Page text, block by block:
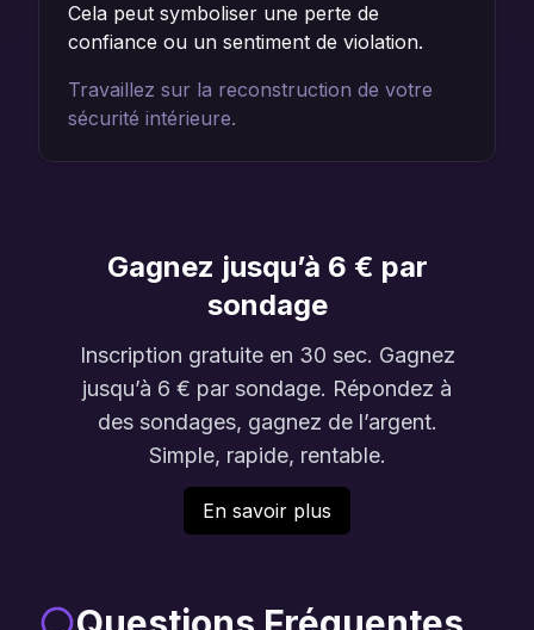
Cela peut symboliser une perte de
confiance ou un sentiment de violation.
Travaillez sur la reconstruction de votre
sécurité intérieure.
Gagnez jusqu’à 6 € par
sondage
Inscription gratuite en 30 sec. Gagnez
jusqu’à 6 € par sondage. Répondez à
des sondages, gagnez de l’argent.
Simple, rapide, rentable.
En savoir plus